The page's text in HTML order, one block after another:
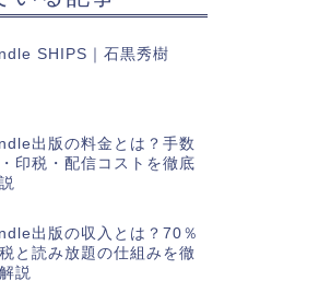
SHIPS｜石黒秀樹
出版の料金とは？手数
印税・配信コストを徹底
出版の収入とは？70％
と読み放題の仕組みを徹
説